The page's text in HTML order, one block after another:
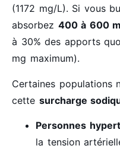
(1172 mg/L). Si vous
absorbez 400 à 600
à 30% des apports
mg maximum).
Certaines populations
cette surcharge
Personnes
la tension